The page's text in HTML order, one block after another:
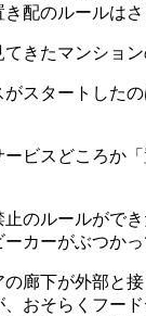
配のルールはさ
きたマンショ
スタートした
ビスどころか
止のルールがで
カーがぶつか
廊下が外部と
おそらくフー